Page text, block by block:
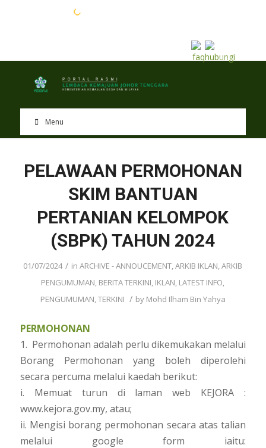
Menu
PELAWAAN PERMOHONAN
SKIM BANTUAN
PERTANIAN KELOMPOK
(SBPK) TAHUN 2024
01/07/2024 / inARCHIVE - ANNOUCEMENT,ARKIB IKLAN,ARKIB
PENGUMUMAN, BERITA TERKINI, IKLAN, LATEST INFO,
PENGUMUMAN,TERKINI / by Mohd Ilham Bin Yahya
PERMOHONAN
1. Permohonan adalah perlu dikemukakan melalui
Borang Permohonan yang boleh diperolehi
secara percuma melalui kaedah berikut:
i. Memuat turun di laman web KEJORA :
www.kejora.gov.my, atau;
ii. Mengisi borang permohonan secara atas talian
melalui google form iaitu: